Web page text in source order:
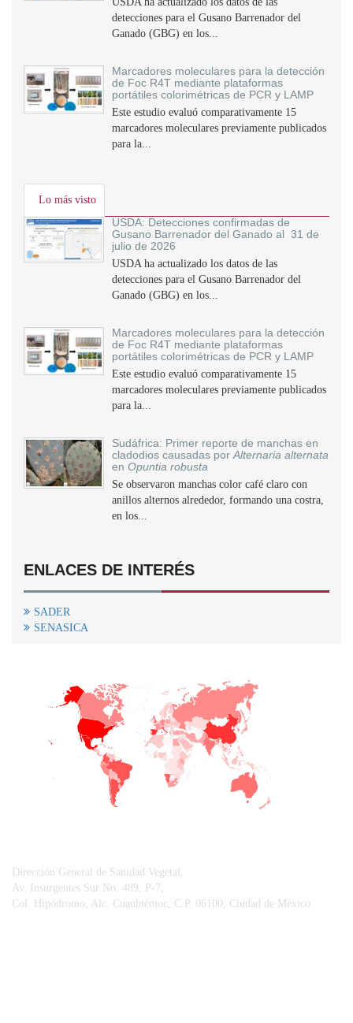
detecciones para el Gusano Barrenador del
Ganado (GBG) en los...
Marcadores moleculares para la detección
de Foc R4T mediante plataformas
portátiles colorimétricas de PCR y LAMP
Este estudio evaluó comparativamente 15
marcadores moleculares previamente publicados
para la...
Lo más visto
USDA: Detecciones confirmadas de
Gusano Barrenador del Ganado al 31 de
julio de 2026
USDA ha actualizado los datos de las
detecciones para el Gusano Barrenador del
Ganado (GBG) en los...
Marcadores moleculares para la detección
de Foc R4T mediante plataformas
portátiles colorimétricas de PCR y LAMP
Este estudio evaluó comparativamente 15
marcadores moleculares previamente publicados
para la...
Sudáfrica: Primer reporte de manchas en
cladodios causadas por Alternaria alternata
en Opuntia robusta
Se observaron manchas color café claro con
anillos alternos alrededor, formando una costra,
en los...
ENLACES DE INTERÉS
SADER
SENASICA
Dirección General de Sanidad Vegetal.
Av. Insurgentes Sur No. 489, P-7,
Col. Hipódromo, Alc. Cuauhtémoc, C.P. 06100, Ciudad de México